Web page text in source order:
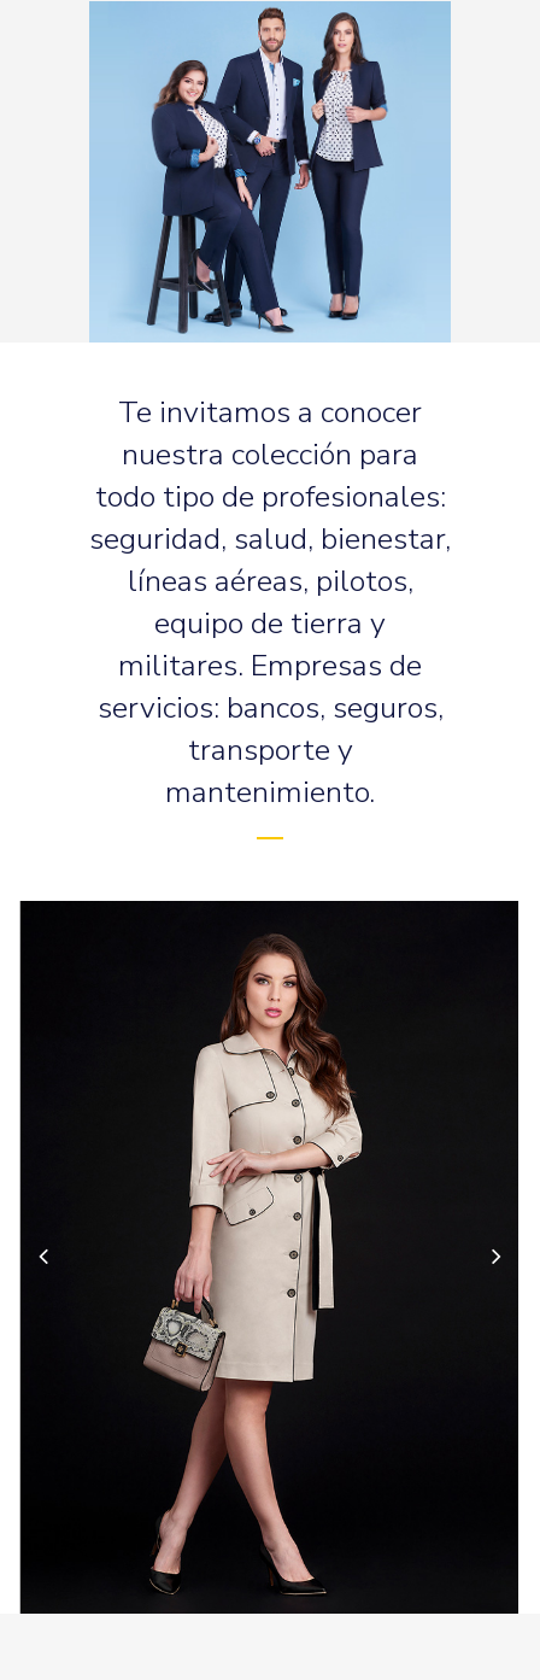
Te invitamos a conocer
nuestra colección para
todo tipo de profesionales:
seguridad, salud, bienestar,
líneas aéreas, pilotos,
equipo de tierra y
militares. Empresas de
servicios: bancos, seguros,
transporte y
mantenimiento.